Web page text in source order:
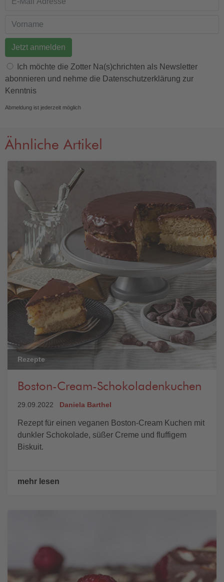
E-Mail Adresse
Vorname
Ich möchte die Zotter Na(s)chrichten als Newsletter
abonnieren und nehme die Datenschutzerklärung zur
Kenntnis
Abmeldung ist jederzeit möglich
Ähnliche Artikel
Rezepte
Boston-Cream-Schokoladenkuchen
29.09.2022 Daniela Barthel
Rezept für einen veganen Boston-Cream Kuchen mit
dunkler Schokolade, süßer Creme und fluffigem
Biskuit.
mehr lesen